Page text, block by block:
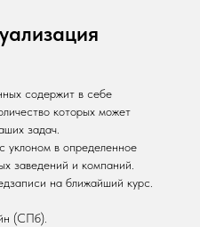
содержит в себе
которых может
задач.
уклоном в определенное
заведений и компаний.
на ближайший курс.
(СПб).